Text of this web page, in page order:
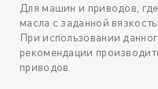
Для машин и приводов,
масла с заданной
При использовании
рекомендации
приводов.